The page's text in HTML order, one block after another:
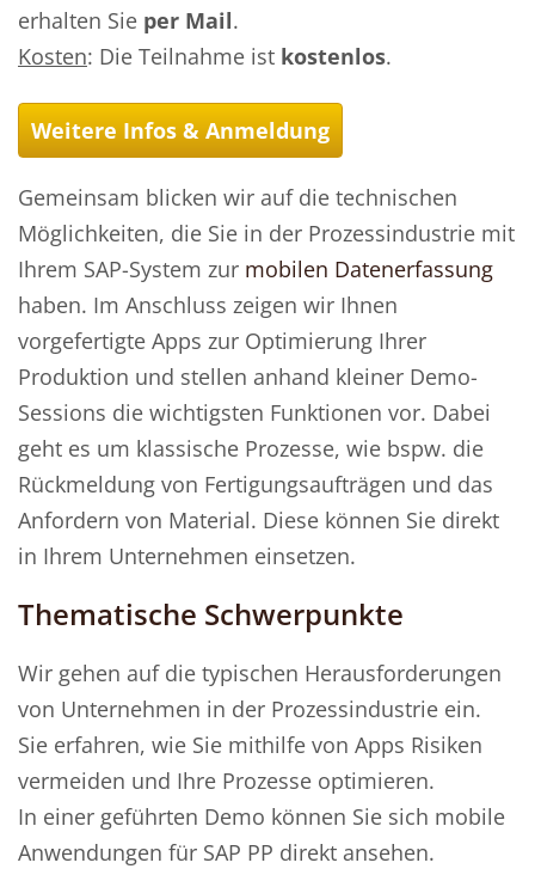
erhalten Sie per Mail.
Kosten: Die Teilnahme ist kostenlos.
Weitere Infos & Anmeldung
Gemeinsam blicken wir auf die technischen
Möglichkeiten, die Sie in der Prozessindustrie mit
Ihrem SAP-System zur mobilen Datenerfassung
haben. Im Anschluss zeigen wir Ihnen
vorgefertigte Apps zur Optimierung Ihrer
Produktion und stellen anhand kleiner Demo-
Sessions die wichtigsten Funktionen vor. Dabei
geht es um klassische Prozesse, wie bspw. die
Rückmeldung von Fertigungsaufträgen und das
Anfordern von Material. Diese können Sie direkt
in Ihrem Unternehmen einsetzen.
Thematische Schwerpunkte
Wir gehen auf die typischen Herausforderungen
von Unternehmen in der Prozessindustrie ein.
Sie erfahren, wie Sie mithilfe von Apps Risiken
vermeiden und Ihre Prozesse optimieren.
In einer geführten Demo können Sie sich mobile
Anwendungen für SAP PP direkt ansehen.